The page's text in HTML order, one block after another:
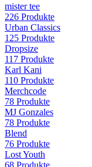
mister tee
226 Produkte
Urban Classics
125 Produkte
Dropsize
117 Produkte
Karl Kani
110 Produkte
Merchcode
78 Produkte
MJ Gonzales
78 Produkte
Blend
76 Produkte
Lost Youth
68 Produkte